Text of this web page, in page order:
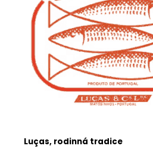
Luças, rodinná tradice